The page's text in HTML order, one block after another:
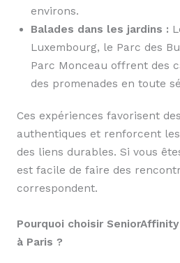
environs.
Balades dans les jardins :
Luxembourg, le Parc des
Parc Monceau offrent des
des promenades en toute
Ces expériences favorisent
authentiques et renforcent
des liens durables. Si vous
est facile de faire des
correspondent.
Pourquoi choisir
à Paris ?